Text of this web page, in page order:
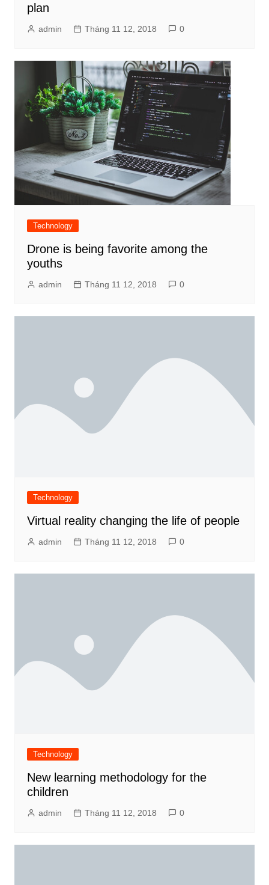
plan
admin Tháng 11 12, 2018 0
Technology
Drone is being favorite among the
youths
admin Tháng 11 12, 2018 0
Technology
Virtual reality changing the life of people
admin Tháng 11 12, 2018 0
Technology
New learning methodology for the
children
admin Tháng 11 12, 2018 0